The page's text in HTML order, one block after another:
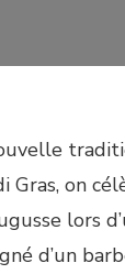
Gras, on
lors
d’un